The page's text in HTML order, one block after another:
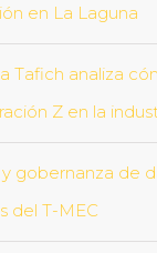
en La Laguna
Tafich analiza
Z en la
gobernanza de
del T-MEC